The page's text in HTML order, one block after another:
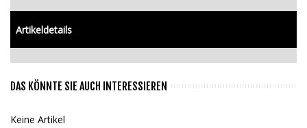
Artikeldetails
DAS KÖNNTE SIE AUCH INTERESSIEREN
Keine Artikel